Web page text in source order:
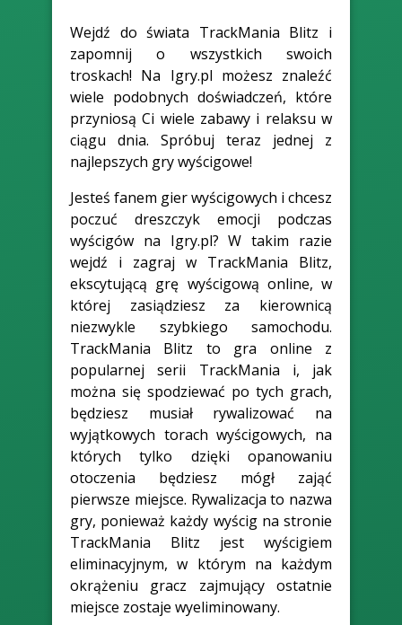
Wejdź do świata TrackMania Blitz i
zapomnij o wszystkich swoich
troskach! Na Igry.pl możesz znaleźć
wiele podobnych doświadczeń, które
przyniosą Ci wiele zabawy i relaksu w
ciągu dnia. Spróbuj teraz jednej z
najlepszych gry wyścigowe!
Jesteś fanem gier wyścigowych i chcesz
poczuć dreszczyk emocji podczas
wyścigów na Igry.pl? W takim razie
wejdź i zagraj w TrackMania Blitz,
ekscytującą grę wyścigową online, w
której zasiądziesz za kierownicą
niezwykle szybkiego samochodu.
TrackMania Blitz to gra online z
popularnej serii TrackMania i, jak
można się spodziewać po tych grach,
będziesz musiał rywalizować na
wyjątkowych torach wyścigowych, na
których tylko dzięki opanowaniu
otoczenia będziesz mógł zająć
pierwsze miejsce. Rywalizacja to nazwa
gry, ponieważ każdy wyścig na stronie
TrackMania Blitz jest wyścigiem
eliminacyjnym, w którym na każdym
okrążeniu gracz zajmujący ostatnie
miejsce zostaje wyeliminowany.